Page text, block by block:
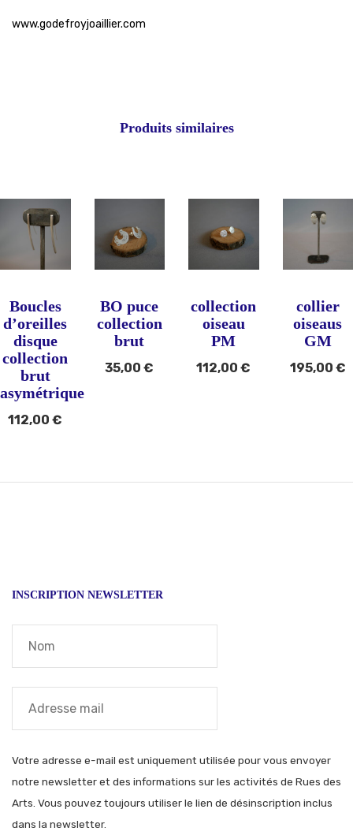
www.godefroyjoaillier.com
Produits similaires
Boucles
d’oreilles
disque
collection
brut
asymétrique
112,00€
BO puce
collection
brut
35,00€
collection
oiseau
PM
112,00€
collier
oiseaus
GM
195,00 €
INSCRIPTION NEWSLETTER
Votre adresse e-mail est uniquement utilisée pour vous envoyer
notre newsletter et des informations sur les activités de Rues des
Arts. Vous pouvez toujours utiliser le lien de désinscription inclus
dans la newsletter.